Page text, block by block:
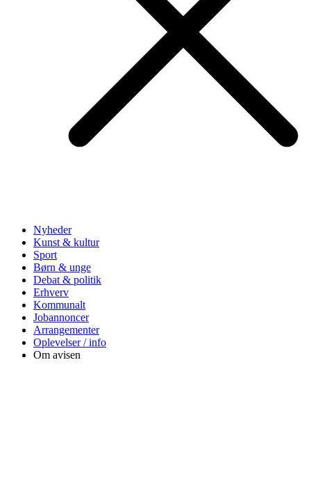
Nyheder
Kunst & kultur
Sport
Børn & unge
Debat & politik
Erhverv
Kommunalt
Jobannoncer
Arrangementer
Oplevelser / info
Om avisen